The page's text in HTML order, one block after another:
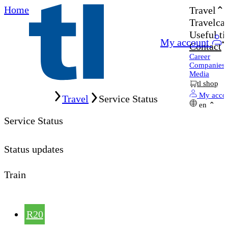
Home
My account
Travel
Useful
Contact
Career
Companies
Media
tl shop
My
en
Travel
Service Status
Service Status
Status updates
Train
R20